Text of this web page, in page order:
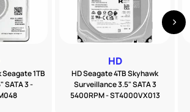
HD
HD Seagate 4TB Skyhawk
Surveillance 3.5" SATA 3
5400RPM - ST4000VX013
1TB
SATA 3 -